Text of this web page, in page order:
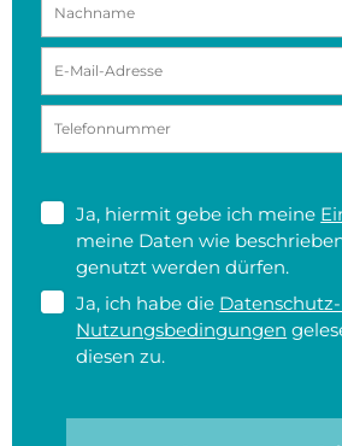
Ja, hiermit gebe ich meine
meine Daten wie
genutzt werden dürfen.
Ja, ich habe die
Nutzungsbedingungen
diesen zu.